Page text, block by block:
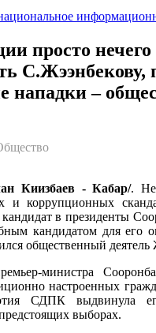
просто нечего
С.Жээнбекову,
нападки –
Киизбаев - Кабар/.
и коррупционных
в президенты
кандидатом для его
общественный
министра
настроенных
СДПК выдвинула
выборах.